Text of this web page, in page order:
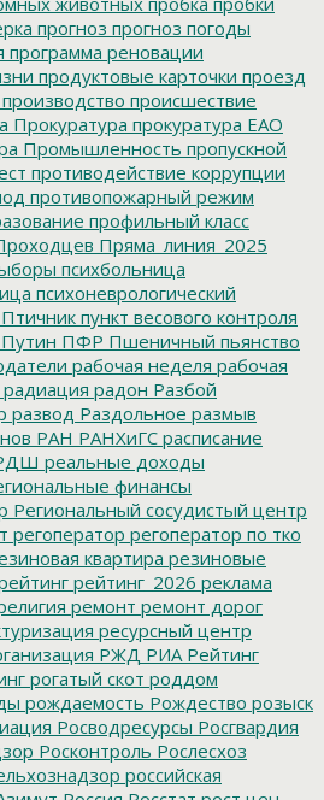
прогноз прогноз погоды
программа реновации
продуктовые карточки проезд
производство происшествие
Прокуратура прокуратура ЕАО
Промышленность пропускной
противодействие коррупции
противопожарный режим
профильный класс
Пряма_линия_2025
психбольница
психоневрологический
Птичник пункт весового контроля
Путин ПФР Пшеничный пьянство
рабочая неделя рабочая
радиация радон Разбой
развод Раздольное размыв
РАН РАНХиГС расписание
реальные доходы
финансы
Региональный сосудистый центр
регоператор регоператор по тко
квартира резиновые
рейтинг_2026 реклама
ремонт ремонт дорог
ресурсный центр
РЖД РИА Рейтинг
рогатый скот роддом
рождаемость Рождество розыск
Росводресурсы Росгвардия
Росконтроль Рослесхоз
российская